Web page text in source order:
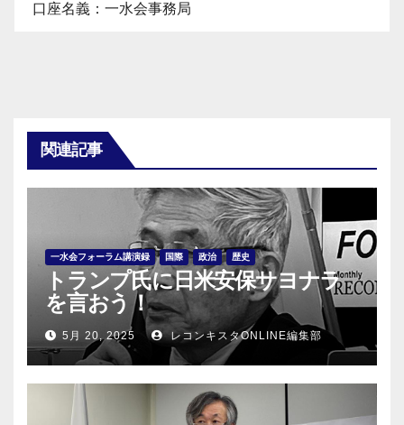
口座名義：一水会事務局
関連記事
一水会フォーラム講演録 国際 政治 歴史
トランプ氏に日米安保サヨナラ
を言おう！
5月 20, 2025 レコンキスタONLINE編集部